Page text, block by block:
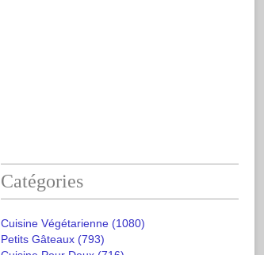
Catégories
Cuisine Végétarienne (1080)
Petits Gâteaux (793)